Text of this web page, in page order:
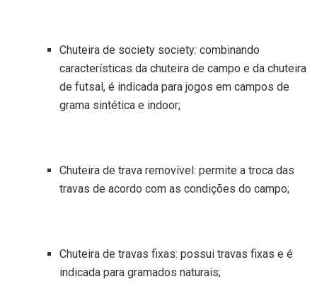
Chuteira de society society: combinando
características da chuteira de campo e da chuteira
de futsal, é indicada para jogos em campos de
grama sintética e indoor;
Chuteira de trava removível: permite a troca das
travas de acordo com as condições do campo;
Chuteira de travas fixas: possui travas fixas e é
indicada para gramados naturais;